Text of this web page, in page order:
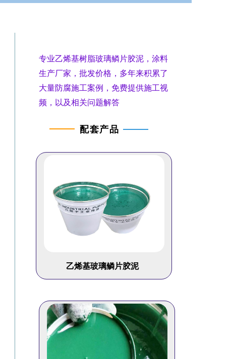
乙烯基玻璃鳞片胶泥
配套产品
专业乙烯基树脂玻璃鳞片胶泥，涂料
生产厂家，批发价格，多年来积累了
大量防腐施工案例，免费提供施工视
频，以及相关问题解答